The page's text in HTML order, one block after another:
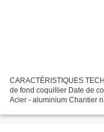
CARACTÉRISTIQUES
de fond coquillier Date de
Acier - aluminium Chantier